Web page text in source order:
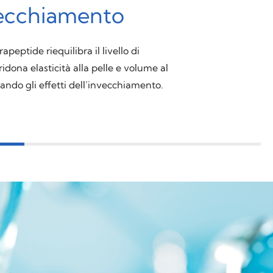
riequilibra il livello di
elasticità alla pelle e volume al
gli effetti dell’invecchiamento.